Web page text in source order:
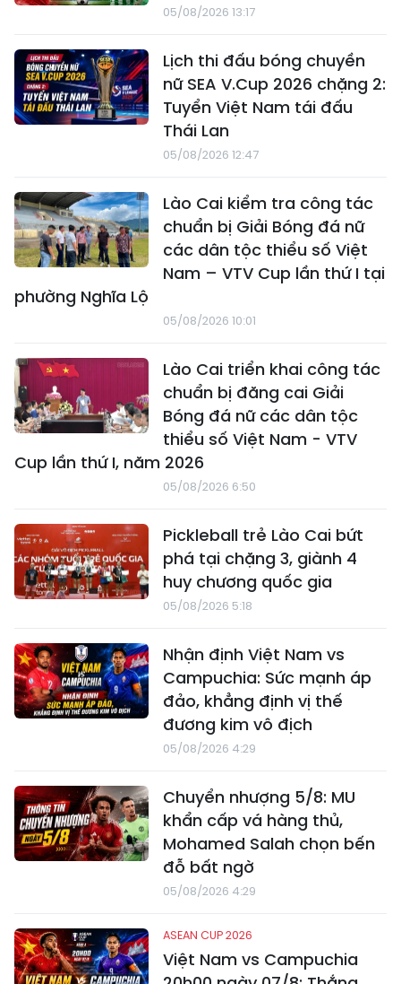
05/08/2026 13:17
Lịch thi đấu bóng chuyền
nữ SEA V.Cup 2026 chặng 2:
Tuyển Việt Nam tái đấu
Thái Lan
05/08/2026 12:47
Lào Cai kiểm tra công tác
chuẩn bị Giải Bóng đá nữ
các dân tộc thiểu số Việt
Nam – VTV Cup lần thứ I tại
phường Nghĩa Lộ
05/08/2026 10:01
Lào Cai triển khai công tác
chuẩn bị đăng cai Giải
Bóng đá nữ các dân tộc
thiểu số Việt Nam - VTV
Cup lần thứ I, năm 2026
05/08/2026 6:50
Pickleball trẻ Lào Cai bứt
phá tại chặng 3, giành 4
huy chương quốc gia
05/08/2026 5:18
Nhận định Việt Nam vs
Campuchia: Sức mạnh áp
đảo, khẳng định vị thế
đương kim vô địch
05/08/2026 4:29
Chuyển nhượng 5/8: MU
khẩn cấp vá hàng thủ,
Mohamed Salah chọn bến
đỗ bất ngờ
05/08/2026 4:29
ASEAN CUP 2026
Việt Nam vs Campuchia